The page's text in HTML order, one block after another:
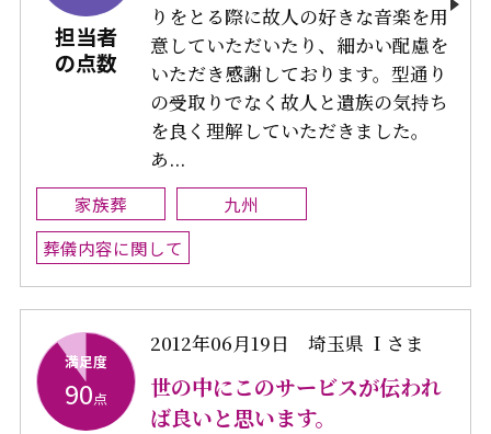
担当者
の点数
りをとる際に故人の好きな音楽を用
意していただいたり、細かい配慮を
いただき感謝しております。型通り
の受取りでなく故人と遺族の気持ち
を良く理解していただきました。
あ...
家族葬
九州
葬儀内容に関して
満足度
90点
2012年06月19日 埼玉県 Ｉさま
世の中にこのサービスが伝われ
ば良いと思います。